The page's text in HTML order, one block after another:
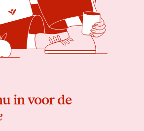
in voor de